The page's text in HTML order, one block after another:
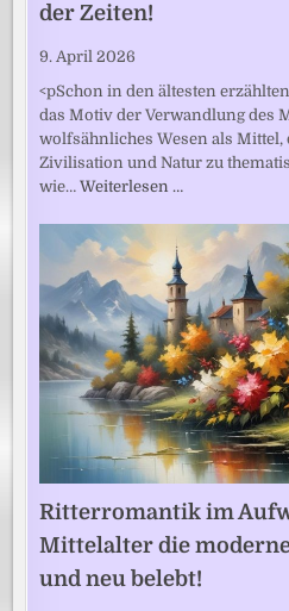
der Zeiten!
9. April 2026
<pSchon in den ältesten
das Motiv der Verwandlung des
wolfsähnliches Wesen als Mittel,
Zivilisation und Natur zu
wie…Weiterlesen …
Ritterromantik im
Mittelalter die
und neu belebt!